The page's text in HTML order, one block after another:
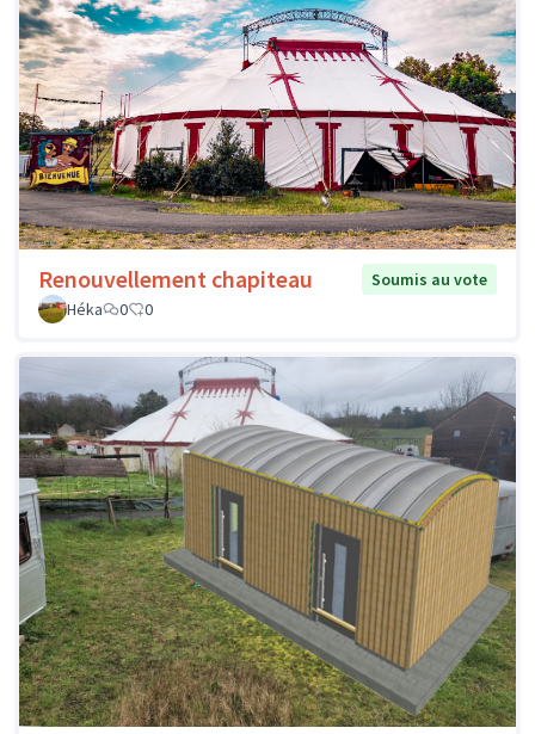
Renouvellement chapiteau
Soumis au vote
Héka
0 0